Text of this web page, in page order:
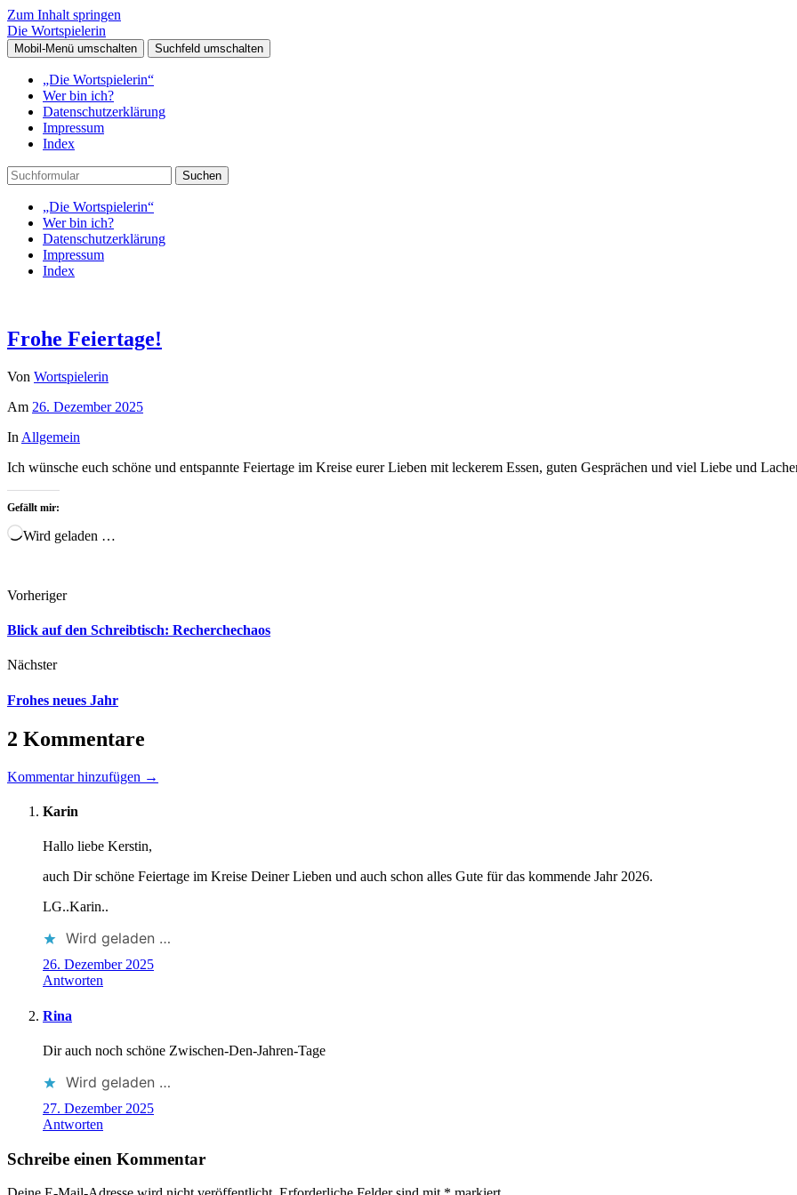
Zum Inhalt springen
Die Wortspielerin
Mobil-Menü umschalten Suchfeld umschalten
„Die Wortspielerin“
Wer bin ich?
Datenschutzerklärung
Impressum
Index
Suchen
„Die Wortspielerin“
Wer bin ich?
Datenschutzerklärung
Impressum
Index
Frohe Feiertage!
Von Wortspielerin
Am 26. Dezember 2025
In Allgemein
Ich wünsche euch schöne und entspannte Feiertage im Kreise eurer Lieben mit leckerem Essen, guten Gesprächen und viel Liebe und
Gefällt mir:
Wird geladen …
Vorheriger
Blick auf den Schreibtisch: Recherchechaos
Nächster
Frohes neues Jahr
2 Kommentare
Kommentar hinzufügen →
Karin
Hallo liebe Kerstin,
auch Dir schöne Feiertage im Kreise Deiner Lieben und auch schon alles Gute für das kommende Jahr 2026.
LG..Karin..
Wird geladen …
26. Dezember 2025
Antworten
Rina
Dir auch noch schöne Zwischen-Den-Jahren-Tage
Wird geladen …
27. Dezember 2025
Antworten
Schreibe einen Kommentar